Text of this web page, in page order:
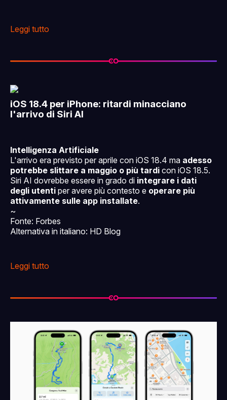
Leggi tutto
iOS 18.4 per iPhone: ritardi minacciano
l'arrivo di Siri AI
Intelligenza Artificiale
L'arrivo era previsto per aprile con iOS 18.4 ma adesso
potrebbe slittare a maggio o più tardi con iOS 18.5.
Siri AI dovrebbe essere in grado di integrare i dati
degli utenti per avere più contesto e operare più
attivamente sulle app installate.
~
Fonte: Forbes
Alternativa in italiano: HD Blog
Leggi tutto